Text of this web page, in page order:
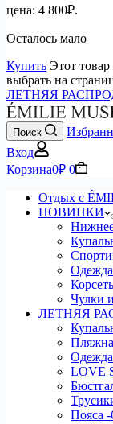
цена: 4 800₽.
Осталось мало
Купить Этот
выбрать на
ЛЕТНЯЯ
Поиск
Вход
Корзина0₽ 0
Отдых с
НОВИНКИ
Одежда
Чулки
ЛЕТНЯЯ
Одежда
LOVE
Пояса -